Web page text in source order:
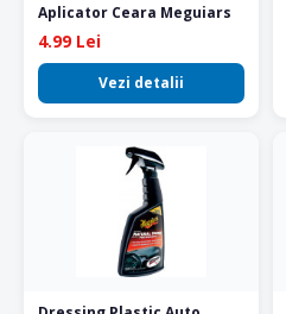
Aplicator Ceara Meguiars
4.99 Lei
Vezi detalii